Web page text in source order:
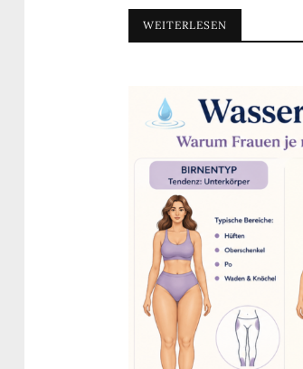
WEITERLESEN